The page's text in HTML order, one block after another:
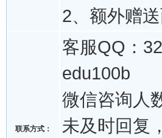
2、额外赠
联系方式：
客服QQ：
edu100b
微信咨询人
未及时回复